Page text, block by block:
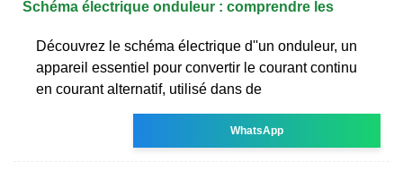
Schéma électrique onduleur : comprendre les
Découvrez le schéma électrique d''un onduleur, un
appareil essentiel pour convertir le courant continu
en courant alternatif, utilisé dans de
WhatsApp